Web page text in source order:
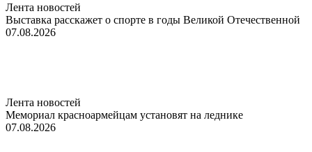
Лента новостей
Выставка расскажет о спорте в годы Великой Отечественной
07.08.2026
Лента новостей
Мемориал красноармейцам установят на леднике
07.08.2026